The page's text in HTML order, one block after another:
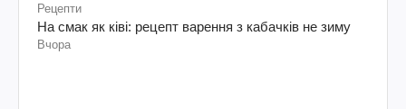
Рецепти
На смак як ківі: рецепт варення з кабачків не зиму
Вчора